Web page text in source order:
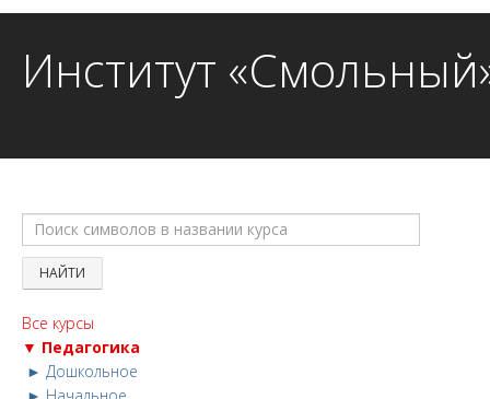
Институт
Все курсы
▼ Педагогика
► Дошкольное